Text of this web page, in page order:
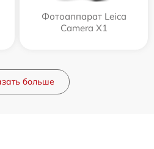
Фотоаппарат Leica
Camera X1
больше